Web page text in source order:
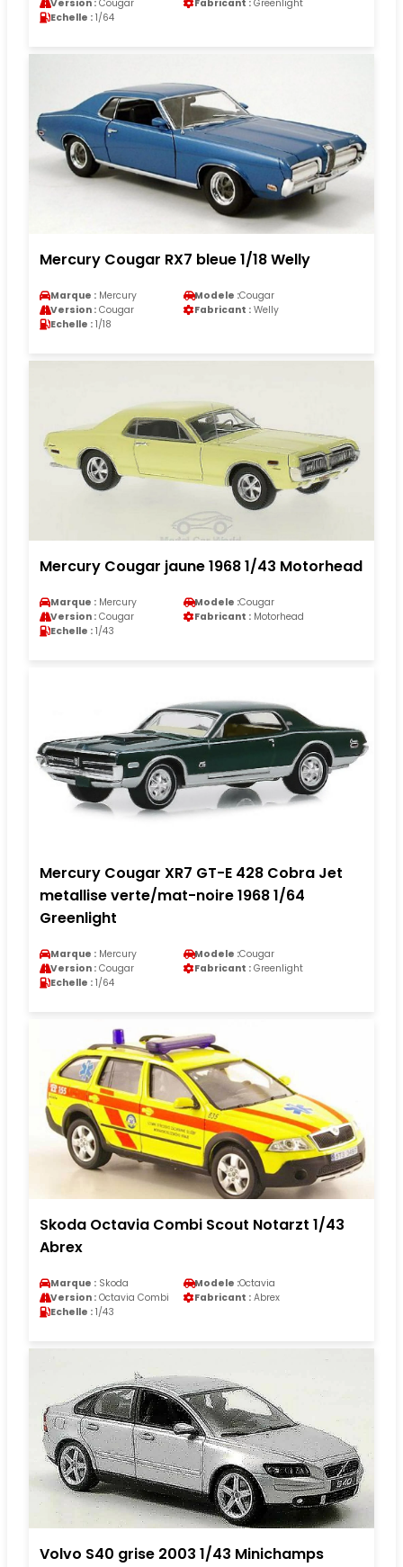
Version : Cougar Fabricant : Greenlight
Echelle : 1/64
Mercury Cougar RX7 bleue 1/18 Welly
Marque : Mercury Modele :Cougar
Version : Cougar Fabricant : Welly
Echelle : 1/18
Mercury Cougar jaune 1968 1/43 Motorhead
Marque : Mercury Modele :Cougar
Version : Cougar Fabricant : Motorhead
Echelle : 1/43
Mercury Cougar XR7 GT-E 428 Cobra Jet
metallise verte/mat-noire 1968 1/64
Greenlight
Marque : Mercury Modele :Cougar
Version : Cougar Fabricant : Greenlight
Echelle : 1/64
Skoda Octavia Combi Scout Notarzt 1/43
Abrex
Marque : Skoda Modele :Octavia
Version : Octavia Combi Fabricant : Abrex
Echelle : 1/43
Volvo S40 grise 2003 1/43 Minichamps